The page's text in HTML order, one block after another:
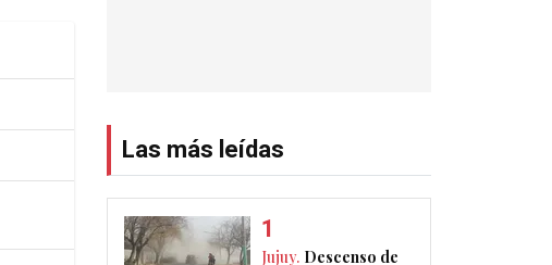
Las más leídas
Jujuy. Descenso de